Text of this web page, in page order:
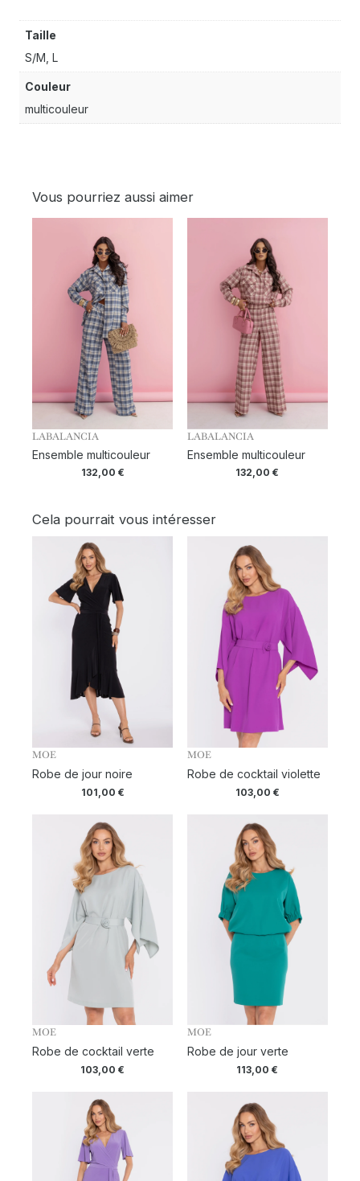
Taille
S/M, L
Couleur
multicouleur
Vous pourriez aussi aimer
LABALANCIA
Ensemble multicouleur
132,00 €
LABALANCIA
Ensemble multicouleur
132,00€
Cela pourrait vous intéresser
MOE
Robe de jour noire
101,00 €
MOE
Robe de cocktail violette
103,00 €
MOE
Robe de cocktail verte
103,00€
MOE
Robe de jour verte
113,00€